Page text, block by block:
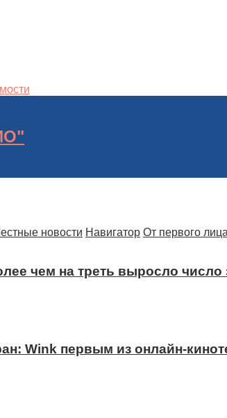
новости Навигатор От первого лица
чем на треть выросло
Wink первым из онлайн-